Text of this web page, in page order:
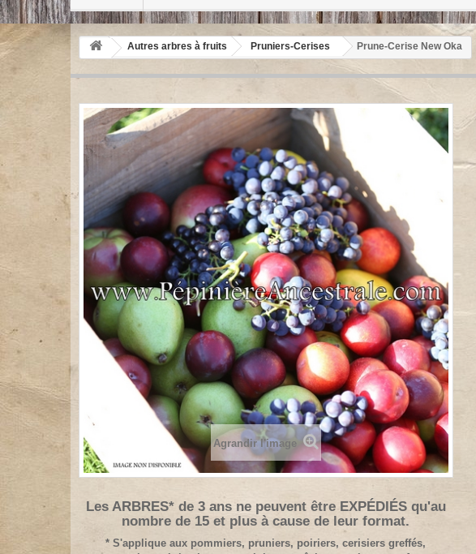
Autres arbres à fruits Pruniers-Cerises Prune-Cerise New Oka
Agrandir l'image
Les ARBRES* de 3 ans ne peuvent être EXPÉDIÉS qu'au
nombre de 15 et plus à cause de leur format.
* S'applique aux pommiers, pruniers, poiriers, cerisiers greffés,